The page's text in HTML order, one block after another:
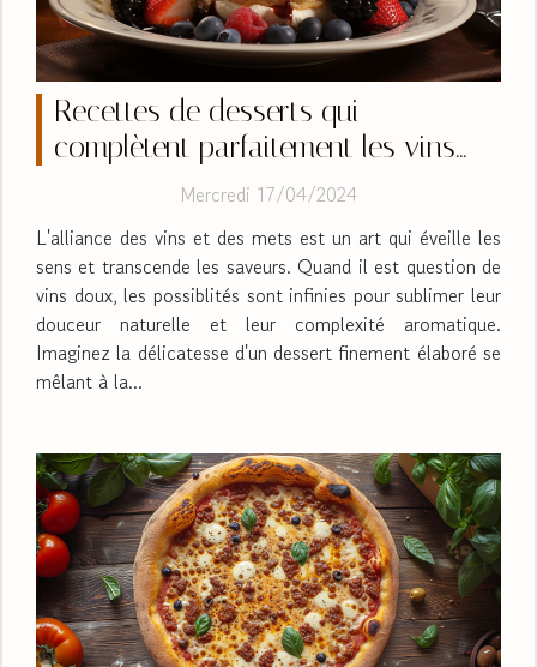
Recettes de desserts qui
complètent parfaitement les vins
Mercredi 17/04/2024
L'alliance des vins et des mets est un art qui éveille les
sens et transcende les saveurs. Quand il est question de
vins doux, les possiblités sont infinies pour sublimer leur
douceur naturelle et leur complexité aromatique.
Imaginez la délicatesse d'un dessert finement élaboré se
mêlant à la...